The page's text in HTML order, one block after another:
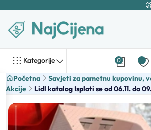
Kategorije 0
Početna
Savjeti za pametnu kupovinu,
Akcije
Lidl katalog Isplati se od 06.11. do